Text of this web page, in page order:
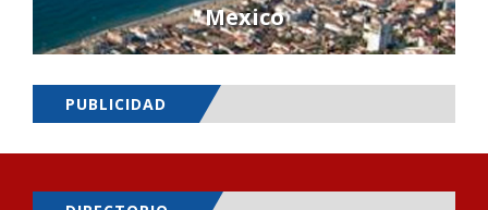
Mexico
PUBLICIDAD